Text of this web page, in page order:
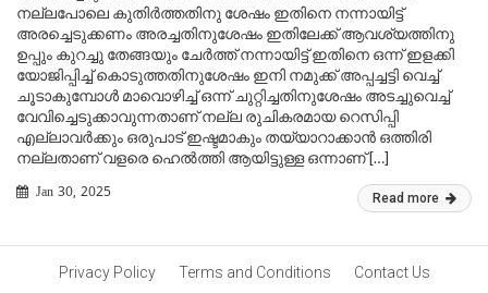
നല്ലപോലെ കുതിർത്തതിനു ശേഷം ഇതിനെ നന്നായിട്ട്
അരച്ചെടുക്കണം അരച്ചതിനുശേഷം ഇതിലേക്ക് ആവശ്യത്തിനു
ഉപ്പും കുറച്ചു തേങ്ങയും ചേർത്ത് നന്നായിട്ട് ഇതിനെ ഒന്ന് ഇളക്കി
യോജിപ്പിച്ച് കൊടുത്തതിനുശേഷം ഇനി നമുക്ക് അപ്പച്ചട്ടി വെച്ച്
ചൂടാകുമ്പോൾ മാവൊഴിച്ച് ഒന്ന് ചുറ്റിച്ചതിനുശേഷം അടച്ചുവെച്ച്
വേവിച്ചെടുക്കാവുന്നതാണ് നല്ല രുചികരമായ റെസിപ്പി
എല്ലാവർക്കും ഒരുപാട് ഇഷ്ടമാകും തയ്യാറാക്കാൻ ഒത്തിരി
നല്ലതാണ് വളരെ ഹെൽത്തി ആയിട്ടുള്ള ഒന്നാണ് […]
Jan 30, 2025 Read more
Privacy Policy Terms and Conditions
Contact Us